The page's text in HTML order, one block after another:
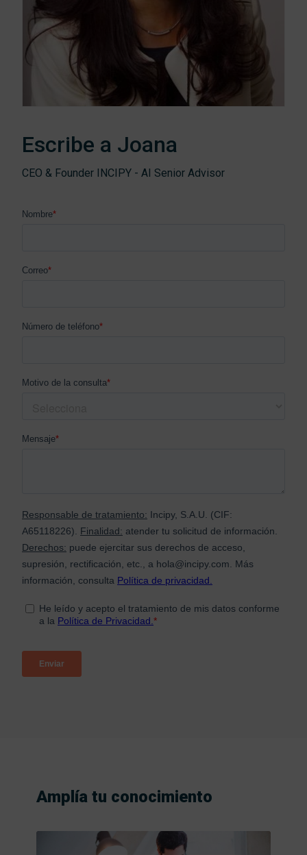
Escribe a Joana
CEO & Founder INCIPY - AI Senior Advisor
Amplía tu conocimiento